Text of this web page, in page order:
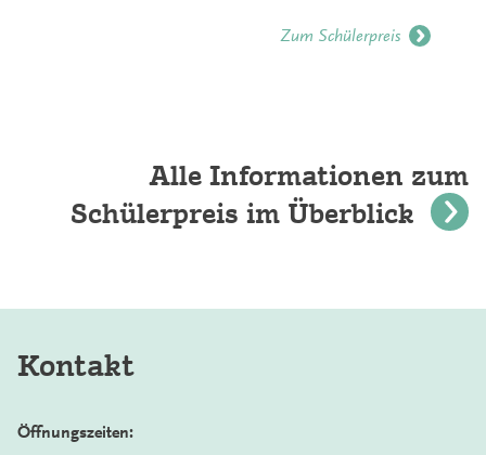
Zum Schülerpreis
Alle Informationen zum
Schülerpreis im Überblick
Kontakt
Öffnungszeiten: